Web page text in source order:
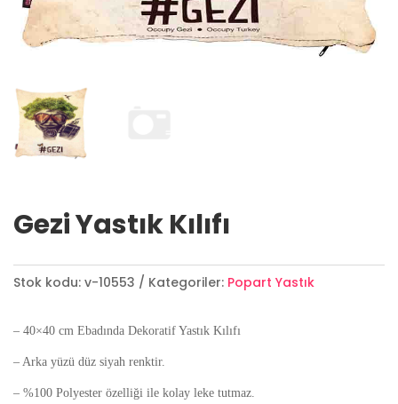
Gezi Yastık Kılıfı
Stok kodu: v-10553 Kategoriler: Popart Yastık
– 40×40 cm Ebadında Dekoratif Yastık Kılıfı
– Arka yüzü düz siyah renktir.
– %100 Polyester özelliği ile kolay leke tutmaz.